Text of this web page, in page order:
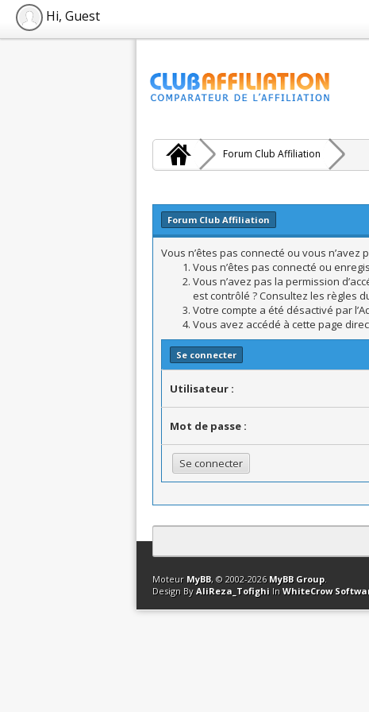
Hi, Guest
Forum Club Affiliation
Forum Club Affiliation
Vous n’êtes pas connecté ou vous
Vous n’êtes pas connecté ou
Vous n’avez pas la permission
est contrôlé ? Consultez les règles
Votre compte a été désactivé par
Vous avez accédé à cette page
Se connecter
Utilisateur :
Mot de passe :
Contact Club Affiliation Retourner en
Moteur MyBB, © 2002-2026 MyBB Group.
Design By AliReza_Tofighi In WhiteCrow